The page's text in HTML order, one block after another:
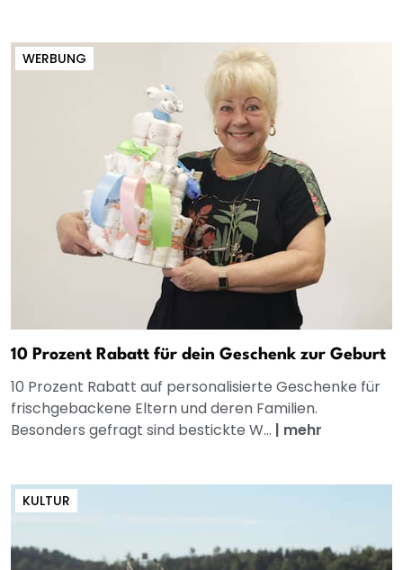
WERBUNG
10 Prozent Rabatt für dein Geschenk zur Geburt
10 Prozent Rabatt auf personalisierte Geschenke für
frischgebackene Eltern und deren Familien.
Besonders gefragt sind bestickte W... | mehr
KULTUR